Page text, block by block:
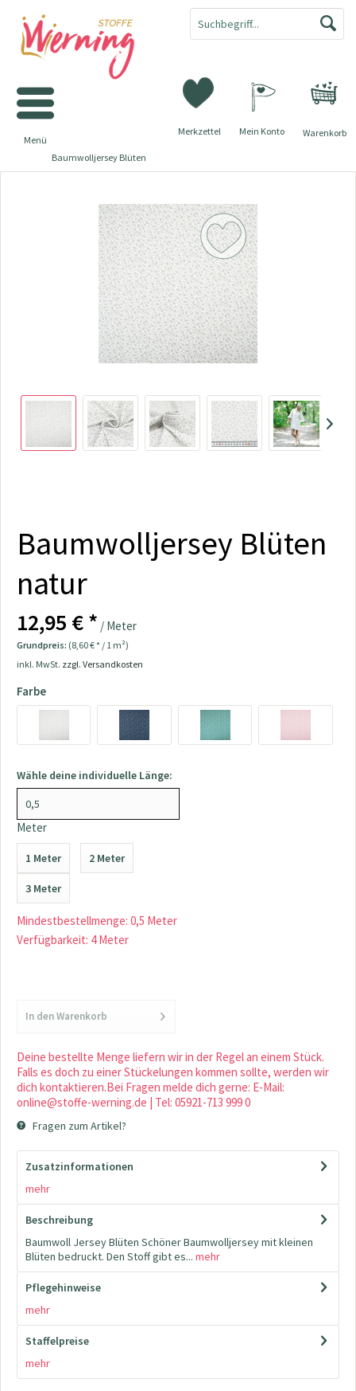
Warenkorb
Merkzettel Mein Konto
Menü
Baumwolljersey Blüten
Baumwolljersey Blüten
natur
12,95 € * / Meter
Grundpreis: (8,60 € * / 1 m²)
inkl. MwSt. zzgl. Versandkosten
Farbe
Wähle deine individuelle Länge:
Meter
1 Meter 2 Meter
3 Meter
Mindestbestellmenge: 0,5 Meter
Verfügbarkeit: 4 Meter
In denWarenkorb
Deine bestellte Menge liefern wir in der Regel an einem Stück.
Falls es doch zu einer Stückelungen kommen sollte, werden wir
dich kontaktieren.Bei Fragen melde dich gerne: E-Mail:
online@stoffe-werning.de | Tel: 05921-713 999 0
Fragen zum Artikel?
Zusatzinformationen
mehr
Beschreibung
Baumwoll Jersey Blüten Schöner Baumwolljersey mit kleinen
Blüten bedruckt. Den Stoff gibt es... mehr
Pflegehinweise
mehr
Staffelpreise
mehr